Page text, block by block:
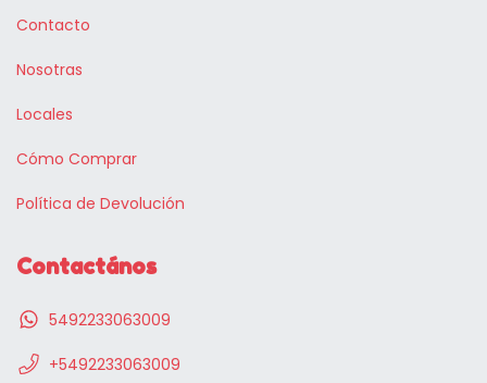
Contacto
Nosotras
Locales
Cómo Comprar
Política de Devolución
Contactános
5492233063009
+5492233063009